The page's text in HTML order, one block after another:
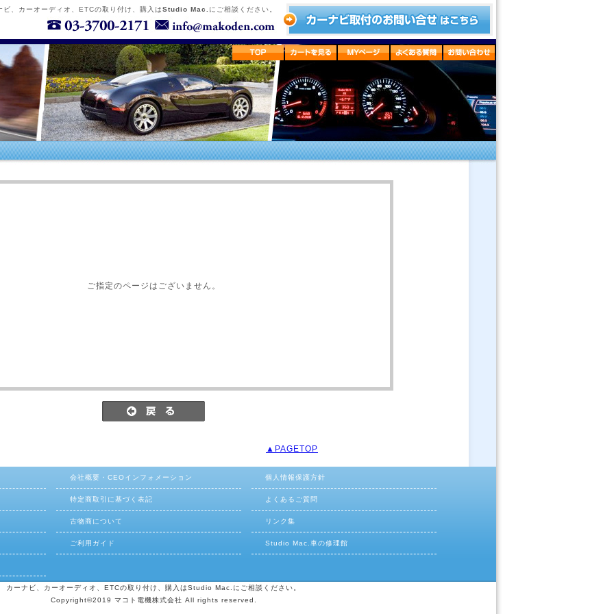
ビ、カーオーディオ、ETCの取り付け、購入はStudio Mac. にご相談ください。
ご指定のページはございません。
▲PAGETOP
会社概要・CEOインフォメーション 個人情報保護方針
特定商取引に基づく表記 よくあるご質問
古物商について リンク集
ご利用ガイド Studio Mac.車の修理館
カーナビ、カーオーディオ、ETCの取り付け、購入はStudio Mac.にご相談ください。
Copyright©2019 マコト電機株式会社 All rights reserved.